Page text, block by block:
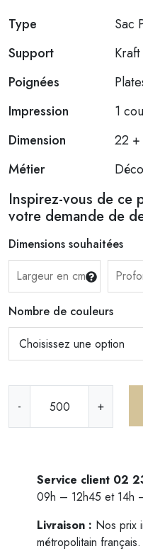
Type
Sac
Support
Poignées
Impression
1
Dimension
22 +
Métier
Inspirez-vous de ce
votre demande de
Dimensions souhaitées
Nombre de couleurs
-
a
+
Service client 02
09h – 12h45 et 14h
Livraison : Nos prix
métropolitain français.